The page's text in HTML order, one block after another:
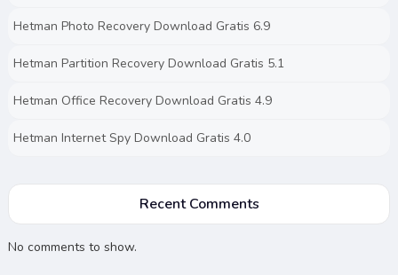
Hetman Photo Recovery Download Gratis 6.9
Hetman Partition Recovery Download Gratis 5.1
Hetman Office Recovery Download Gratis 4.9
Hetman Internet Spy Download Gratis 4.0
Recent Comments
No comments to show.